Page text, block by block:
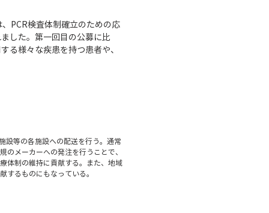
PCR検査体制確立のための応
した。第一回目の公募に比
る様々な疾患を持つ患者や、
設等の各施設への配送を行う。通常
のメーカーへの発注を行うことで、
体制の維持に貢献する。また、地域
するものにもなっている。